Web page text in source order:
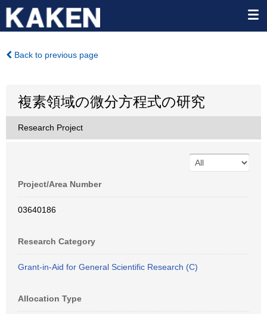
Back to previous page
複素領域の微分方程式の研究
Research Project
Project/Area Number
03640186
Research Category
Grant-in-Aid for General Scientific Research (C)
Allocation Type